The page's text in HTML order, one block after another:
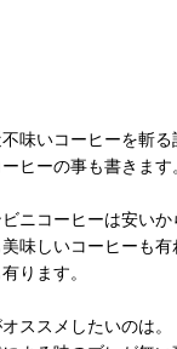
味いコーヒーを斬
ヒーの事も書きます
ビニコーヒーは安い
味しいコーヒーも
ります。
ススメしたいのは。